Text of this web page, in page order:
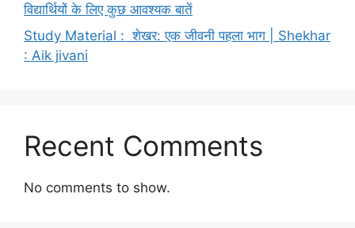
विद्यार्थियों के लिए कुछ आवश्यक बातें
Study Material : शेखर: एक जीवनी पहला भाग | Shekhar
: Aik jivani
Recent Comments
No comments to show.